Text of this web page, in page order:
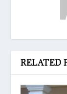
RELATED